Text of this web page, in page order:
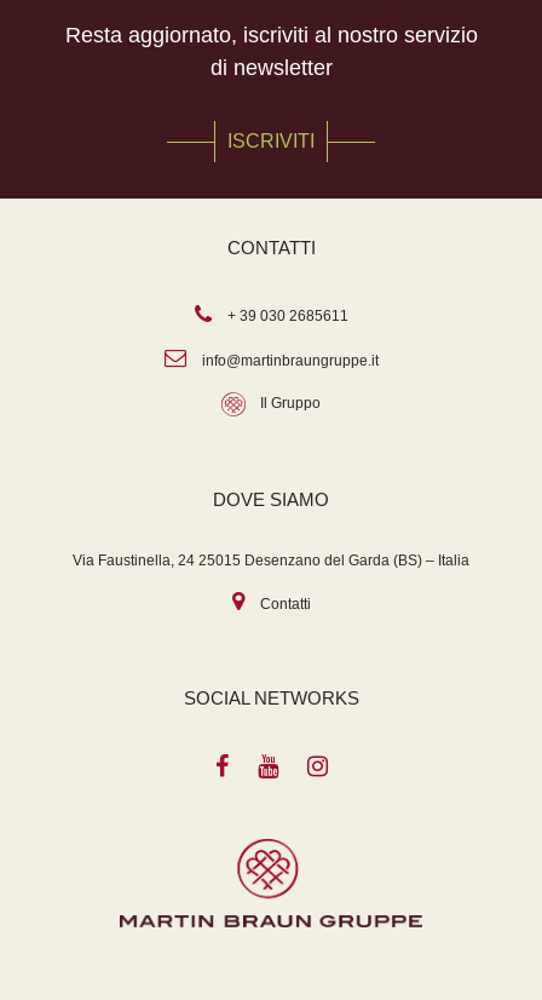
Resta aggiornato, iscriviti al nostro servizio
di newsletter
ISCRIVITI
CONTATTI
+ 39 030 2685611
info@martinbraungruppe.it
Il Gruppo
DOVE SIAMO
Via Faustinella, 24 25015 Desenzano del Garda (BS) – Italia
Contatti
SOCIAL NETWORKS